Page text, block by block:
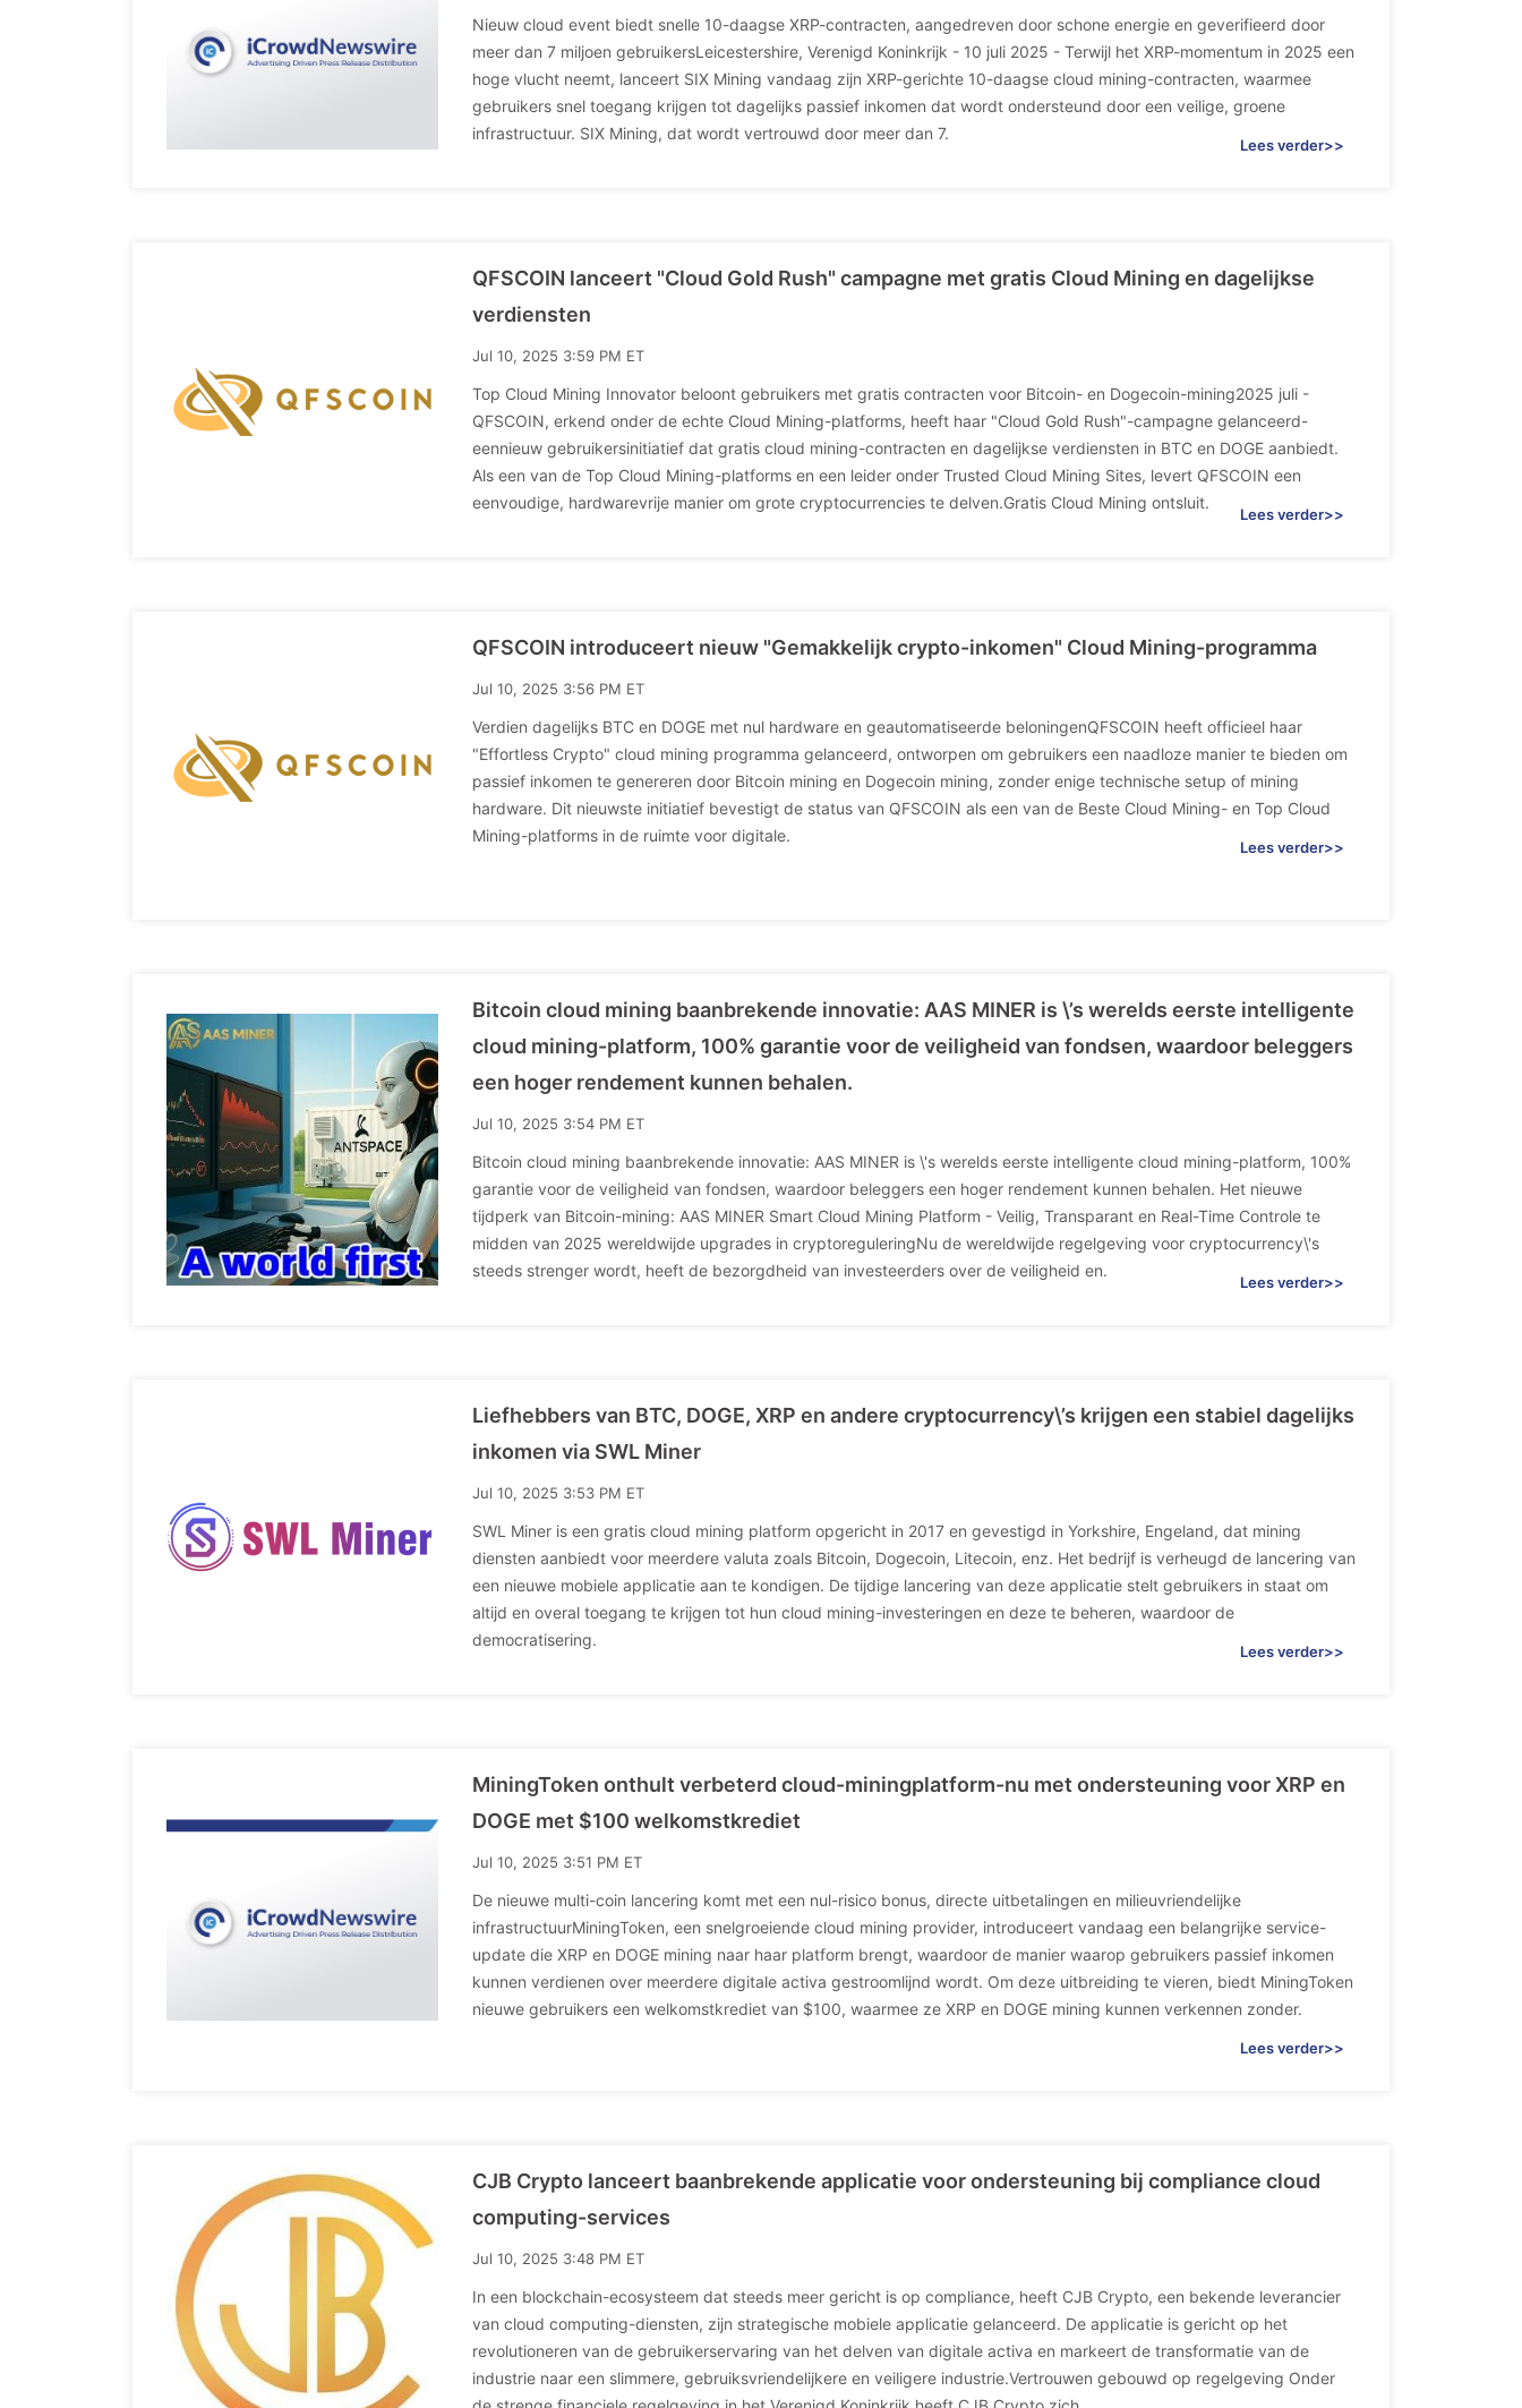
Nieuw cloud event biedt snelle 10-daagse XRP-contracten, aangedreven door schone energie en geverifieerd door
meer dan 7 miljoen gebruikersLeicestershire, Verenigd Koninkrijk - 10 juli 2025 - Terwijl het XRP-momentum in 2025 een
hoge vlucht neemt, lanceert SIX Mining vandaag zijn XRP-gerichte 10-daagse cloud mining-contracten, waarmee
gebruikers snel toegang krijgen tot dagelijks passief inkomen dat wordt ondersteund door een veilige, groene
infrastructuur. SIX Mining, dat wordt vertrouwd door meer dan 7.
Lees verder>>
QFSCOIN lanceert "Cloud Gold Rush" campagne met gratis Cloud Mining en dagelijkse
verdiensten
Jul 10, 2025 3:59 PM ET
Top Cloud Mining Innovator beloont gebruikers met gratis contracten voor Bitcoin- en Dogecoin-mining2025 juli -
QFSCOIN, erkend onder de echte Cloud Mining-platforms, heeft haar "Cloud Gold Rush"-campagne gelanceerd-
eennieuw gebruikersinitiatief dat gratis cloud mining-contracten en dagelijkse verdiensten in BTC en DOGE aanbiedt.
Als een van de Top Cloud Mining-platforms en een leider onder Trusted Cloud Mining Sites, levert QFSCOIN een
eenvoudige, hardwarevrije manier om grote cryptocurrencies te delven.Gratis Cloud Mining ontsluit.
Lees verder>>
QFSCOIN introduceert nieuw "Gemakkelijk crypto-inkomen" Cloud Mining-programma
Jul 10, 2025 3:56 PM ET
Verdien dagelijks BTC en DOGE met nul hardware en geautomatiseerde beloningenQFSCOIN heeft officieel haar
"Effortless Crypto" cloud mining programma gelanceerd, ontworpen om gebruikers een naadloze manier te bieden om
passief inkomen te genereren door Bitcoin mining en Dogecoin mining, zonder enige technische setup of mining
hardware. Dit nieuwste initiatief bevestigt de status van QFSCOIN als een van de Beste Cloud Mining- en Top Cloud
Mining-platforms in de ruimte voor digitale.
Lees verder>>
Bitcoin cloud mining baanbrekende innovatie: AAS MINER is \’s werelds eerste intelligente
cloud mining-platform, 100% garantie voor de veiligheid van fondsen, waardoor beleggers
een hoger rendement kunnen behalen.
Jul 10, 2025 3:54 PM ET
Bitcoin cloud mining baanbrekende innovatie: AAS MINER is \'s werelds eerste intelligente cloud mining-platform, 100%
garantie voor de veiligheid van fondsen, waardoor beleggers een hoger rendement kunnen behalen. Het nieuwe
tijdperk van Bitcoin-mining: AAS MINER Smart Cloud Mining Platform - Veilig, Transparant en Real-Time Controle te
midden van 2025 wereldwijde upgrades in cryptoreguleringNu de wereldwijde regelgeving voor cryptocurrency\'s
steeds strenger wordt, heeft de bezorgdheid van investeerders over de veiligheid en.
Lees verder>>
Liefhebbers van BTC, DOGE, XRP en andere cryptocurrency\’s krijgen een stabiel dagelijks
inkomen via SWL Miner
Jul 10, 2025 3:53 PM ET
SWL Miner is een gratis cloud mining platform opgericht in 2017 en gevestigd in Yorkshire, Engeland, dat mining
diensten aanbiedt voor meerdere valuta zoals Bitcoin, Dogecoin, Litecoin, enz. Het bedrijf is verheugd de lancering van
een nieuwe mobiele applicatie aan te kondigen. De tijdige lancering van deze applicatie stelt gebruikers in staat om
altijd en overal toegang te krijgen tot hun cloud mining-investeringen en deze te beheren, waardoor de
democratisering.
Lees verder>>
MiningToken onthult verbeterd cloud-miningplatform-nu met ondersteuning voor XRP en
DOGE met $100 welkomstkrediet
Jul 10, 2025 3:51 PM ET
De nieuwe multi-coin lancering komt met een nul-risico bonus, directe uitbetalingen en milieuvriendelijke
infrastructuurMiningToken, een snelgroeiende cloud mining provider, introduceert vandaag een belangrijke service-
update die XRP en DOGE mining naar haar platform brengt, waardoor de manier waarop gebruikers passief inkomen
kunnen verdienen over meerdere digitale activa gestroomlijnd wordt. Om deze uitbreiding te vieren, biedt MiningToken
nieuwe gebruikers een welkomstkrediet van $100, waarmee ze XRP en DOGE mining kunnen verkennen zonder.
Lees verder>>
CJB Crypto lanceert baanbrekende applicatie voor ondersteuning bij compliance cloud
computing-services
Jul 10, 2025 3:48 PM ET
In een blockchain-ecosysteem dat steeds meer gericht is op compliance, heeft CJB Crypto, een bekende leverancier
van cloud computing-diensten, zijn strategische mobiele applicatie gelanceerd. De applicatie is gericht op het
revolutioneren van de gebruikerservaring van het delven van digitale activa en markeert de transformatie van de
industrie naar een slimmere, gebruiksvriendelijkere en veiligere industrie.Vertrouwen gebouwd op regelgeving Onder